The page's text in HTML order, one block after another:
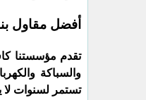
أفضل مقاول
تقدم مؤسستنا
والسباكة
تستمر لسنوات لا